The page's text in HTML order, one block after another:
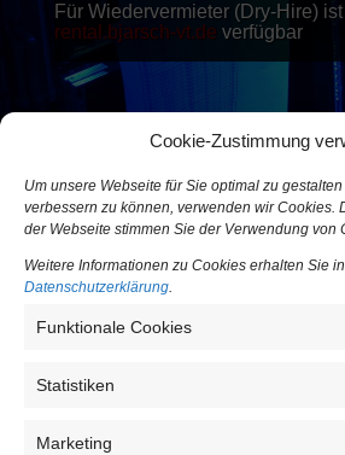
Cookie-Zustimmung
Um unsere Webseite für Sie optimal zu
verbessern zu können, verwenden wir Cookies.
der Webseite stimmen Sie der Verwendung von
Weitere Informationen zu Cookies erhalten Sie
Datenschutzerklärung.
Funktionale Cookies
Statistiken
Marketing
Für Wiedervermieter (Dry-Hire)
rental.bjarsch-vt.de verfügbar